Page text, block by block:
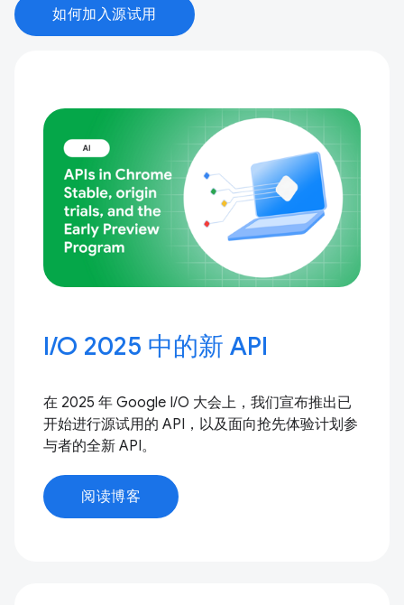
如何加入源试用
I / O 2025 中的新 API
在 2025 年 Google I / O 大会上，我们宣布推出已
开始进行源试用的 API，以及面向抢先体验计划参
与者的全新 API。
阅读博客